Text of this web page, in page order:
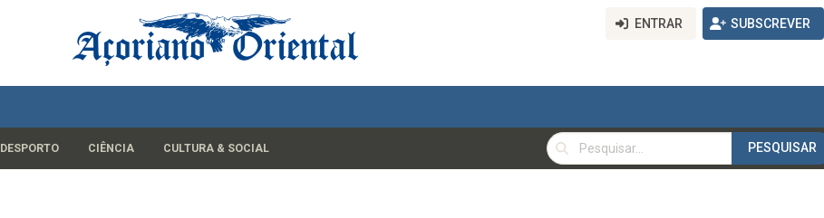
ENTRAR SUBSCREVER
DESPORTO CIÊNCIA CULTURA & SOCIAL
PESQUISAR
PESQUISAR